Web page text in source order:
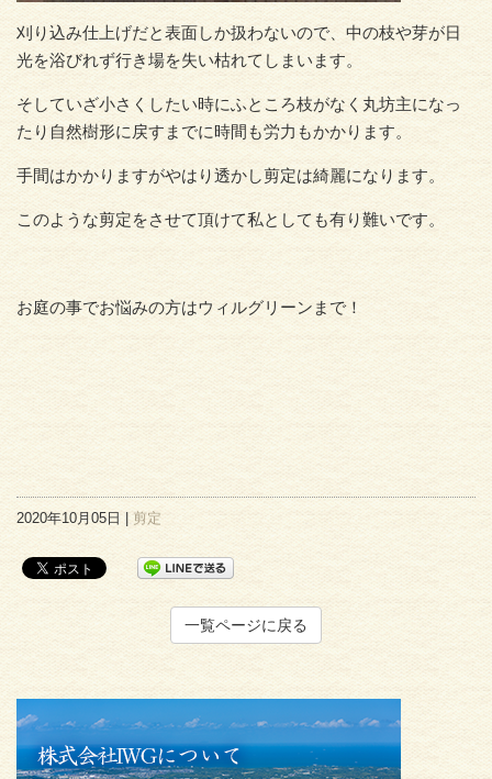
刈り込み仕上げだと表面しか扱わないので、中の枝や芽が日
光を浴びれず行き場を失い枯れてしまいます。
そしていざ小さくしたい時にふところ枝がなく丸坊主になっ
たり自然樹形に戻すまでに時間も労力もかかります。
手間はかかりますがやはり透かし剪定は綺麗になります。
このような剪定をさせて頂けて私としても有り難いです。
お庭の事でお悩みの方はウィルグリーンまで！
2020年10月05日 |剪定
一覧ページに戻る